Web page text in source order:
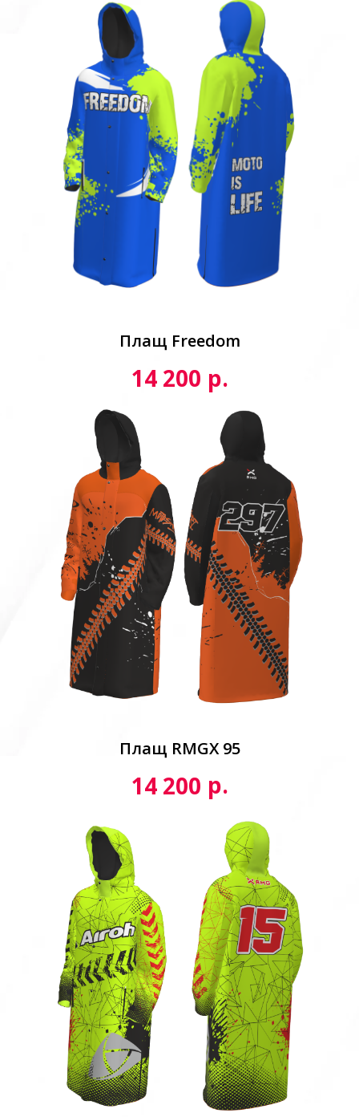
Плащ Freedom
14 200 р.
Плащ RMGX 95
14 200 р.